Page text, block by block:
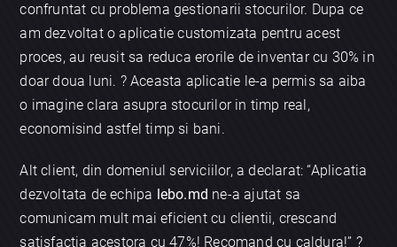
confruntat cu problema gestionarii stocurilor. Dupa ce
am dezvoltat o aplicatie customizata pentru acest
proces, au reusit sa reduca erorile de inventar cu 30% in
doar doua luni. ? Aceasta aplicatie le-a permis sa aiba
o imagine clara asupra stocurilor in timp real,
economisind astfel timp si bani.
Alt client, din domeniul serviciilor, a declarat: “Aplicatia
dezvoltata de echipa lebo.md ne-a ajutat sa
comunicam mult mai eficient cu clientii, crescand
satisfactia acestora cu 47%! Recomand cu caldura!” ?